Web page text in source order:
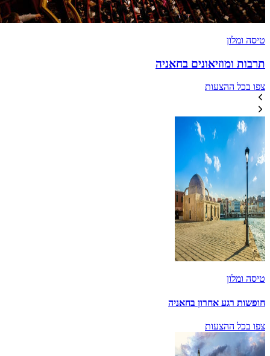
טיסה ומלון
תרבות ומוזיאונים בחאניה
צפו בכל ההצעות
טיסה ומלון
חופשות רגע אחרון בחאניה
צפו בכל ההצעות